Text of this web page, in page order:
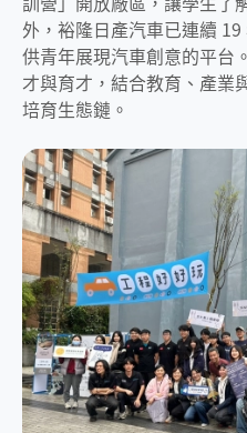
外，裕隆日產汽車已連續
供青年展現汽車創意的平台
才與育才，結合教育、產業
培育生態鏈。